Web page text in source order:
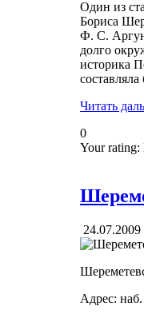
Один из
Бориса
Ф. С.
долго
историка
Читать
0
Your rating:
24.07.2009
Адрес: